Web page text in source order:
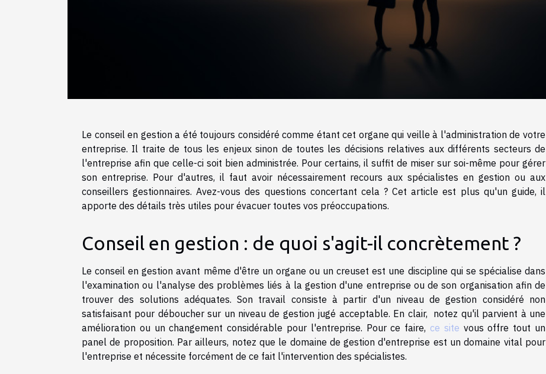
Le conseil en gestion a été toujours considéré comme étant cet organe qui veille à l'administration de votre
entreprise. Il traite de tous les enjeux sinon de toutes les décisions relatives aux différents secteurs de
l'entreprise afin que celle-ci soit bien administrée. Pour certains, il suffit de miser sur soi-même pour gérer
son entreprise. Pour d'autres, il faut avoir nécessairement recours aux spécialistes en gestion ou aux
conseillers gestionnaires. Avez-vous des questions concertant cela ? Cet article est plus qu'un guide, il
apporte des détails très utiles pour évacuer toutes vos préoccupations.
Conseil en gestion : de quoi s'agit-il concrètement ?
Le conseil en gestion avant même d'être un organe ou un creuset est une discipline qui se spécialise dans
l'examination ou l'analyse des problèmes liés à la gestion d'une entreprise ou de son organisation afin de
trouver des solutions adéquates. Son travail consiste à partir d'un niveau de gestion considéré non
satisfaisant pour déboucher sur un niveau de gestion jugé acceptable. En clair, notez qu'il parvient à une
amélioration ou un changement considérable pour l'entreprise. Pour ce faire, ce site vous offre tout un
panel de proposition. Par ailleurs, notez que le domaine de gestion d'entreprise est un domaine vital pour
l'entreprise et nécessite forcément de ce fait l'intervention des spécialistes.